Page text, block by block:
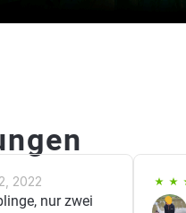
2022
nur zwei